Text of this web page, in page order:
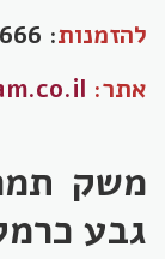
להזמנות: 054-3536666
אתר:
גבע